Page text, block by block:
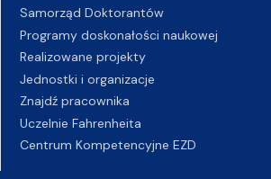
Samorząd Doktorantów
Programy doskonałości naukowej
Realizowane projekty
Jednostki i organizacje
Znajdź pracownika
Uczelnie Fahrenheita
Centrum Kompetencyjne EZD